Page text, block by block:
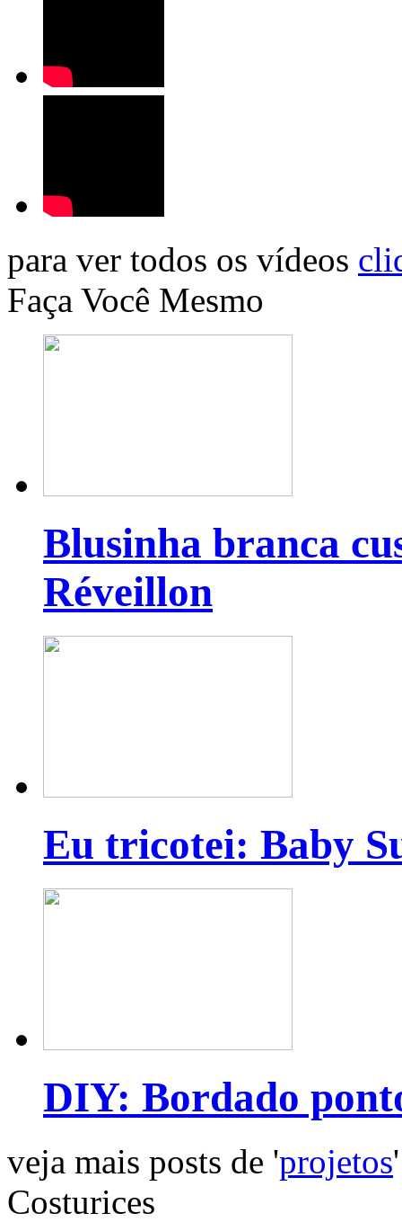
para ver todos os vídeos
Faça Você Mesmo
Blusinha branca
Réveillon
Eu tricotei: Baby
DIY: Bordado
veja mais posts de 'projetos'
Costurices